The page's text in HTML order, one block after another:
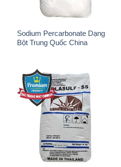
Sodium Percarbonate Dạng
Bột Trung Quốc China